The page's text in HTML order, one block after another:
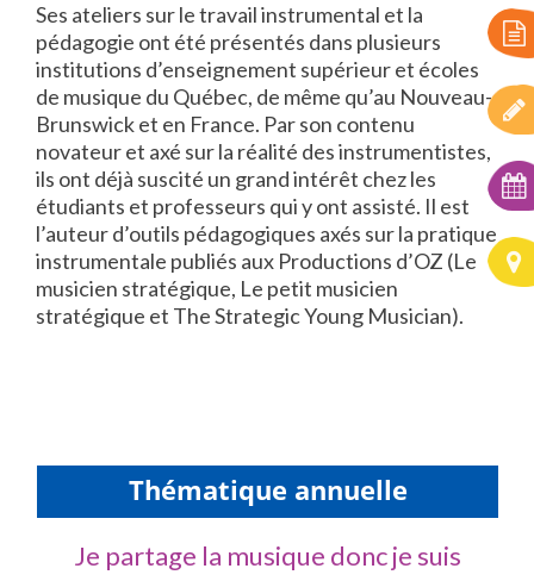
Ses ateliers sur le travail instrumental et la
pédagogie ont été présentés dans plusieurs
institutions d’enseignement supérieur et écoles
de musique du Québec, de même qu’au Nouveau-
Brunswick et en France. Par son contenu
novateur et axé sur la réalité des instrumentistes,
ils ont déjà suscité un grand intérêt chez les
étudiants et professeurs qui y ont assisté. Il est
l’auteur d’outils pédagogiques axés sur la pratique
instrumentale publiés aux Productions d’OZ (Le
musicien stratégique, Le petit musicien
stratégique et The Strategic Young Musician).
Thématique annuelle
Je partage la musique donc je suis